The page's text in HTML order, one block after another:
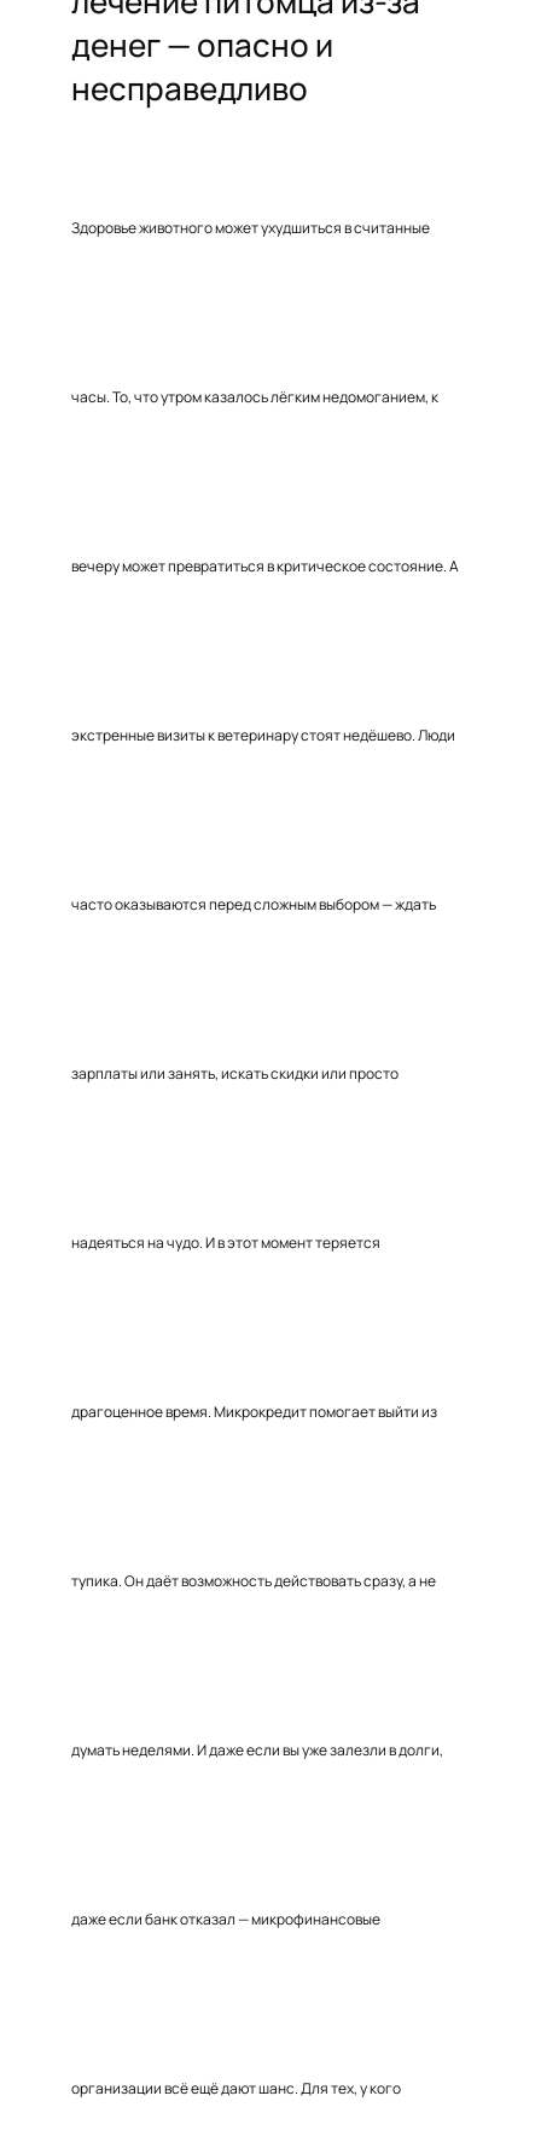
денег — опасно и
несправедливо
Здоровье животного может ухудшиться в считанные
часы. То, что утром казалось лёгким недомоганием, к
вечеру может превратиться в критическое состояние. А
экстренные визиты к ветеринару стоят недёшево. Люди
часто оказываются перед сложным выбором — ждать
зарплаты или занять, искать скидки или просто
надеяться на чудо. И в этот момент теряется
драгоценное время. Микрокредит помогает выйти из
тупика. Он даёт возможность действовать сразу, а не
думать неделями. И даже если вы уже залезли в долги,
даже если банк отказал — микрофинансовые
организации всё ещё дают шанс. Для тех, у кого